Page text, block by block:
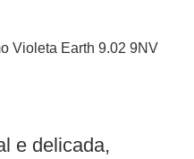
Violeta Earth 9.02 9NV
e delicada,